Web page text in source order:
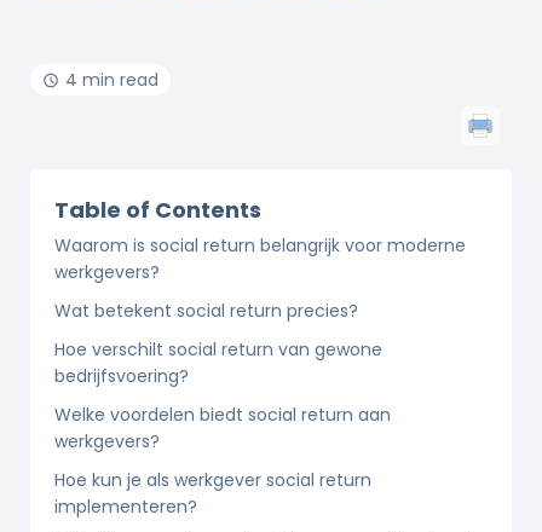
4 min read
Table of Contents
Waarom is social return belangrijk voor moderne
werkgevers?
Wat betekent social return precies?
Hoe verschilt social return van gewone
bedrijfsvoering?
Welke voordelen biedt social return aan
werkgevers?
Hoe kun je als werkgever social return
implementeren?